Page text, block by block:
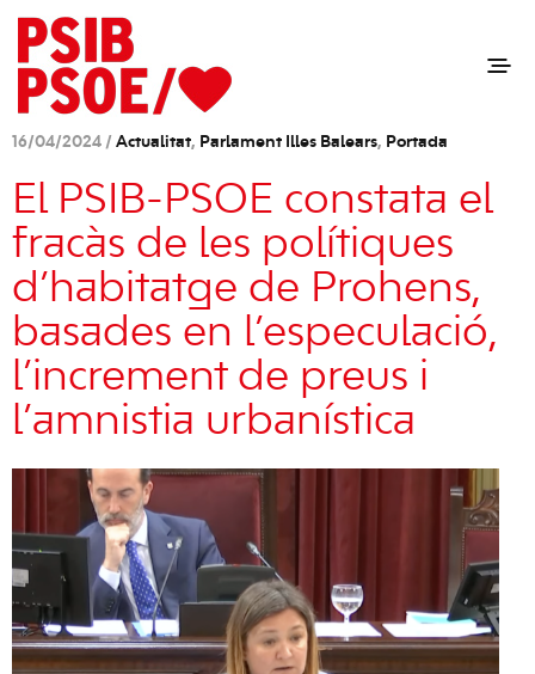
16/04/2024 / Actualitat, Parlament Illes Balears, Portada
El PSIB-PSOE constata el
fracàs de les polítiques
d’habitatge de Prohens,
basades en l’especulació,
l’increment de preus i
l’amnistia urbanística